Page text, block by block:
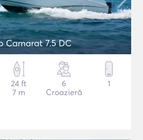
Camarat 7.5 DC
24 ft
7 m
6
Croazieră
1